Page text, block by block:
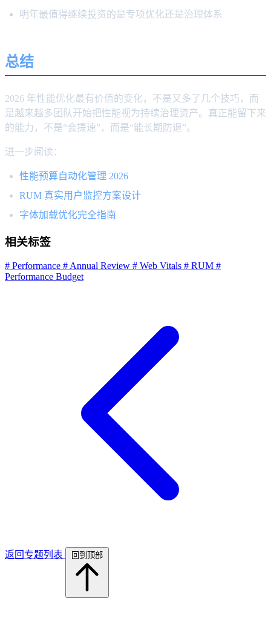
明年最值得继续投资的是专项优化还是治理体系
总结
2026 年性能优化最有价值的变化，不是又多了几个技巧，而
是越来越多团队开始把性能视为持续治理资产。真正能留下来
的能力，不是“会提速”，而是“能长期防退”。
进一步阅读：
性能预算自动化管理 2026
RUM 真实用户监控方案设计
字体加载优化完全指南
相关标签
# Performance # Annual Review # Web Vitals # RUM #
Performance Budget
返回专题列表